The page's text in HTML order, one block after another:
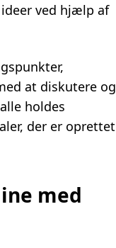
ved hjælp af
at diskutere og
holdes
der er oprettet
med